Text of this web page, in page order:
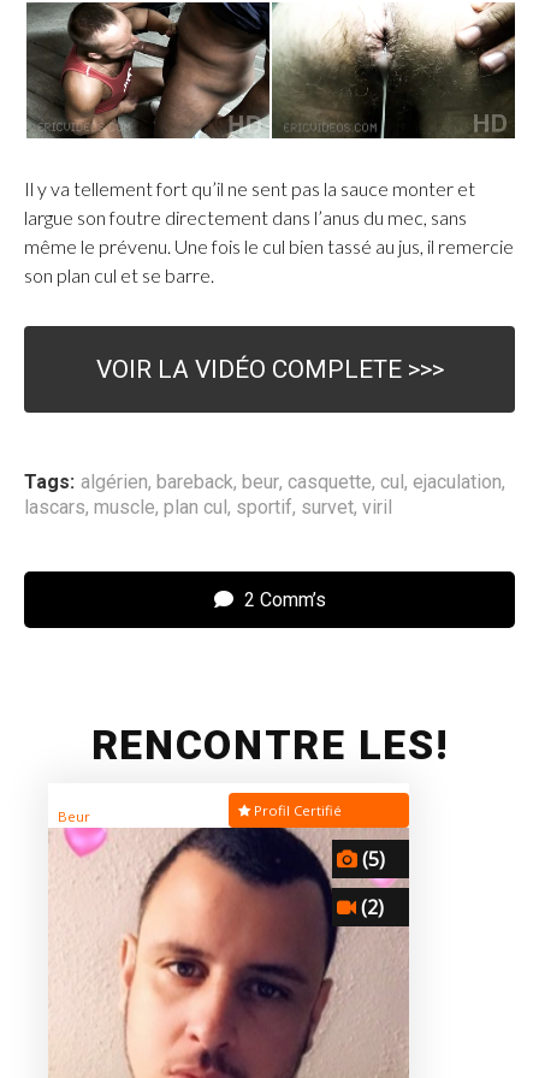
Il y va tellement fort qu’il ne sent pas la sauce monter et
largue son foutre directement dans l’anus du mec, sans
même le prévenu. Une fois le cul bien tassé au jus, il remercie
son plan cul et se barre.
VOIR LA VIDÉO COMPLETE >>>
Tags: algérien, bareback, beur, casquette, cul, ejaculation,
lascars, muscle, plan cul, sportif, survet, viril
2 Comm’s
RENCONTRE LES!